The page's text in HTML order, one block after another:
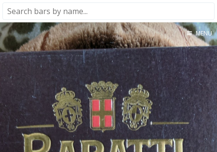
Home
About
★★★★★
★★★★☆
★★★☆☆
★★☆☆☆
★☆☆☆☆
Meta
MENU